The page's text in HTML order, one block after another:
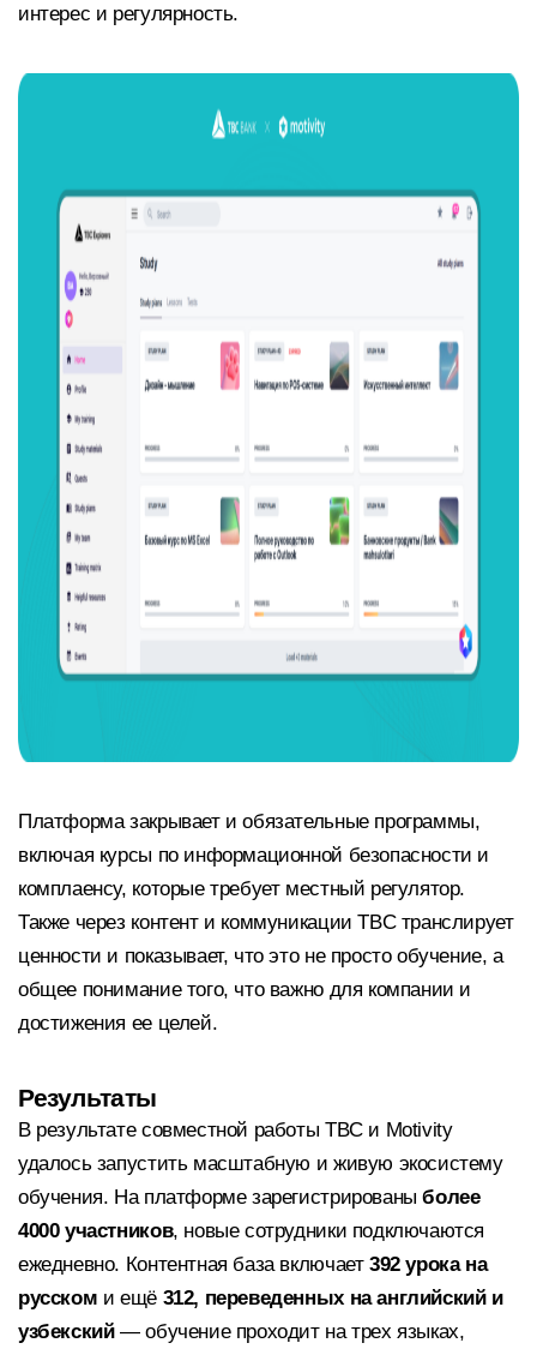
интерес и регулярность.
Платформа закрывает и обязательные программы,
включая курсы по информационной безопасности и
комплаенсу, которые требует местный регулятор.
Также через контент и коммуникации TBC транслирует
ценности и показывает, что это не просто обучение, а
общее понимание того, что важно для компании и
достижения ее целей.
Результаты
В результате совместной работы TBC и Motivity
удалось запустить масштабную и живую экосистему
обучения. На платформе зарегистрированыболее
4000 участников, новые сотрудники подключаются
ежедневно. Контентная база включает 392 урока на
русском и ещё 312, переведенных на английский и
узбекский— обучение проходит на трех языках,